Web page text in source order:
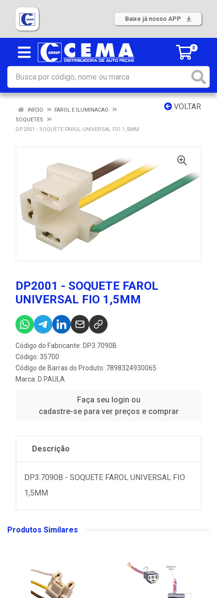
Baixe já nosso APP
0
VOLTAR
INÍCIO
FAROL E ILUMINACAO
SOQUETES
DP2001 - SOQUETE FAROL UNIVERSAL FIO 1,5MM
DP2001 - SOQUETE FAROL
UNIVERSAL FIO 1,5MM
Código do Fabricante: DP3.7090B
Código: 35700
Código de Barras do Produto: 7898324930065
Marca: D PAULA
Faça seu login ou
cadastre-se para ver preços e comprar
Descrição
DP3.7090B - SOQUETE FAROL UNIVERSAL FIO
1,5MM
Produtos Similares